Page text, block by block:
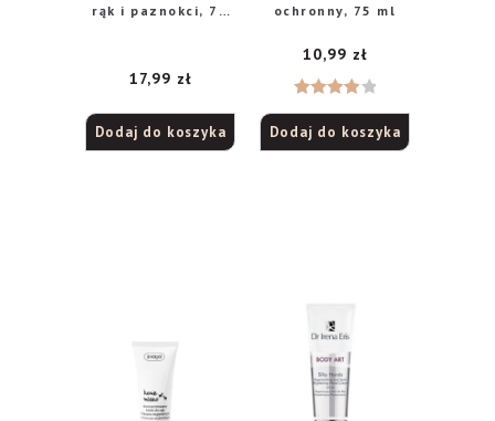
rąk i paznokci, 75
17,99 zł
Dodaj do koszyka
ochronny, 75 ml
4.00na
10,99 zł
Dodaj do koszyka